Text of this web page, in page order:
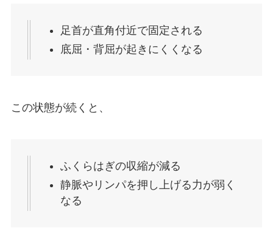
足首が直角付近で固定される
底屈・背屈が起きにくくなる
この状態が続くと、
ふくらはぎの収縮が減る
静脈やリンパを押し上げる力が弱く
なる